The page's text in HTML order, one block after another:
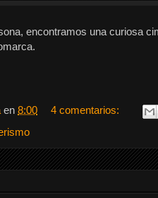
encontramos una curiosa
en 8:00
4 comentarios: